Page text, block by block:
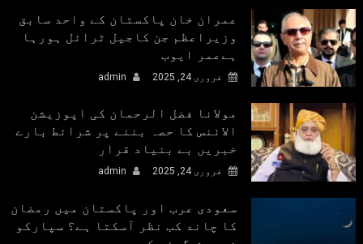
عمران خان پاکستان کے واحد سابق
وزیراعظم جن کاجیل ٹرائل ہورہا
ہےعمر ایوب
فروری 24, 2025 admin
مولانا فضل الرحمان کی اپوزیشن
الائنس کا حصہ بننے پر شرائط بارے
خبریں بے بنیاد قرار
فروری 24, 2025 admin
سعودی عرب اور پاکستان میں رمضان
کا چاند کب نظر آسکتا ہے؟ سپارکو